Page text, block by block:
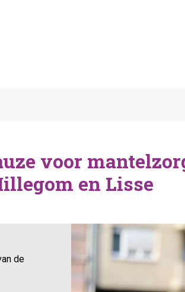
voor
en Lisse
de